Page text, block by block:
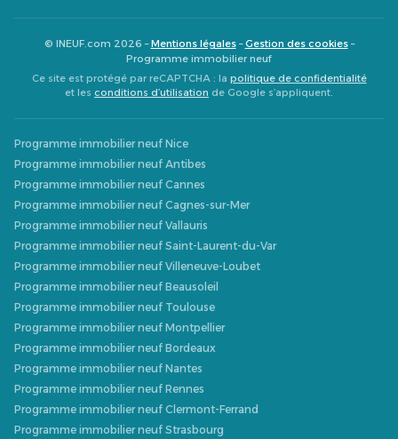
© INEUF.com 2026 –Mentions légales–Gestion des cookies–
Programme immobilier neuf
Ce site est protégé par reCAPTCHA : la politique de confidentialité
et les conditions d’utilisation de Google s’appliquent.
Programme immobilier neuf Nice
Programme immobilier neuf Antibes
Programme immobilier neuf Cannes
Programme immobilier neuf Cagnes-sur-Mer
Programme immobilier neuf Vallauris
Programme immobilier neuf Saint-Laurent-du-Var
Programme immobilier neuf Villeneuve-Loubet
Programme immobilier neuf Beausoleil
Programme immobilier neuf Toulouse
Programme immobilier neuf Montpellier
Programme immobilier neuf Bordeaux
Programme immobilier neuf Nantes
Programme immobilier neuf Rennes
Programme immobilier neuf Clermont-Ferrand
Programme immobilier neuf Strasbourg